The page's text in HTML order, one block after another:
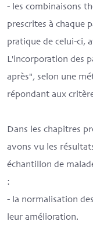
- les combinaisons
prescrites à chaque
pratique de celui-ci,
L'incorporation des
après", selon une
répondant aux
Dans les chapitres
avons vu les
échantillon de
:
- la normalisation
leur amélioration.